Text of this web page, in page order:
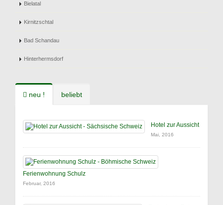
Bielatal
Kirnitzschtal
Bad Schandau
Hinterhermsdorf
neu ! beliebt
Hotel zur Aussicht
Mai, 2016
Ferienwohnung Schulz
Februar, 2016